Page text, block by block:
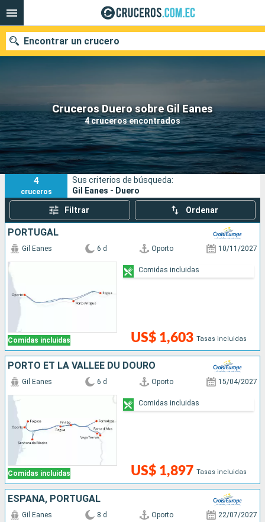
Cruceros Duero sobre Gil Eanes
4 cruceros encontrados
Encontrar un crucero
Nuestros destinos
Fecha de salida
Puertos Compañías
4
cruceros
Sus criterios de búsqueda:
Gil Eanes - Duero
Filtrar Ordenar
PORTUGAL
Comidas incluidas
Gil Eanes 6 d Oporto 10/11/2027
US$ 1,603 Tasas incluidas
Comidas incluidas
PORTO ET LA VALLÉE DU DOURO
Comidas incluidas
Gil Eanes 6 d Oporto 15/04/2027
US$ 1,897 Tasas incluidas
Comidas incluidas
ESPAÑA, PORTUGAL
Gil Eanes 8 d Oporto 22/07/2027